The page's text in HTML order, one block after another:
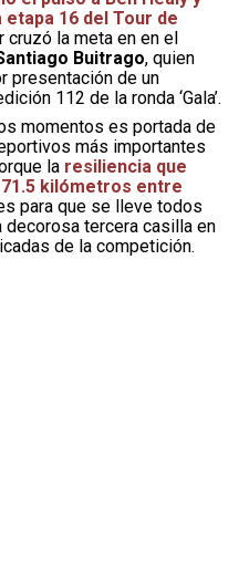
16 del Tour de
cruzó la meta en en el
Buitrago, quien
presentación de un
112 de la ronda ‘Gala’.
momentos es portada de
más importantes
la resiliencia que
kilómetros entre
para que se lleve todos
decorosa tercera casilla en
de la competición.